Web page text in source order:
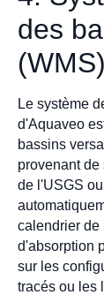
des
(WMS)
Le système
d'Aquaveo
bassins
provenant
de l'USGS
calendrier de
d'absorption
sur les
tracés ou les